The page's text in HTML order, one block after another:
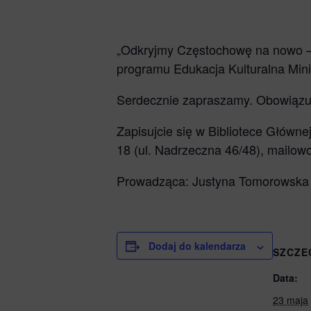
w
Narodowe
Kultury
„Odkryjmy Częstochowę na
programu Edukacja Kulturalna
Serdecznie zapraszamy.
Zapisujcie się w Bibliotece
18 (ul. Nadrzeczna 46/48),
Prowadząca: Justyna Tomorowska
Dodaj do kalendarza
Data:
23 maja